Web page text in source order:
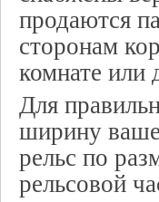
продаются
сторонам
комнате или
Для
ширину
рельс по
рельсовой